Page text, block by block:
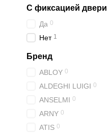
С фиксацией двери
Да 0
Нет 1
Бренд
ABLOY 0
ALDEGHI LUIGI 0
ANSELMI 0
ARNY 0
ATIS 0